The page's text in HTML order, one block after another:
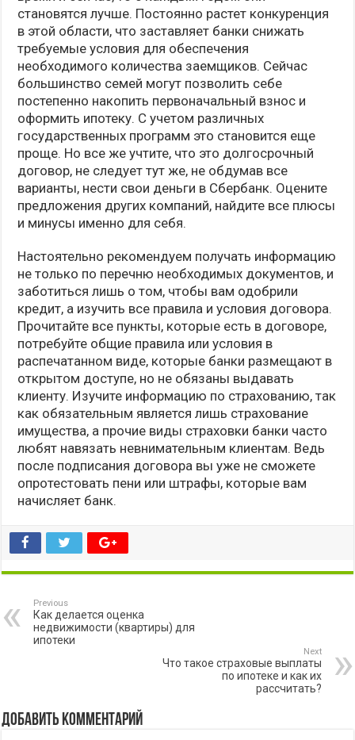
становятся лучше. Постоянно растет конкуренция
в этой области, что заставляет банки снижать
требуемые условия для обеспечения
необходимого количества заемщиков. Сейчас
большинство семей могут позволить себе
постепенно накопить первоначальный взнос и
оформить ипотеку. С учетом различных
государственных программ это становится еще
проще. Но все же учтите, что это долгосрочный
договор, не следует тут же, не обдумав все
варианты, нести свои деньги в Сбербанк. Оцените
предложения других компаний, найдите все плюсы
и минусы именно для себя.
Настоятельно рекомендуем получать информацию
не только по перечню необходимых документов, и
заботиться лишь о том, чтобы вам одобрили
кредит, а изучить все правила и условия договора.
Прочитайте все пункты, которые есть в договоре,
потребуйте общие правила или условия в
распечатанном виде, которые банки размещают в
открытом доступе, но не обязаны выдавать
клиенту. Изучите информацию по страхованию, так
как обязательным является лишь страхование
имущества, а прочие виды страховки банки часто
любят навязать невнимательным клиентам. Ведь
после подписания договора вы уже не сможете
опротестовать пени или штрафы, которые вам
начисляет банк.
Previous
Как делается оценка
недвижимости (квартиры) для
ипотеки
Next
Что такое страховые выплаты
по ипотеке и как их
рассчитать?
Добавить комментарий